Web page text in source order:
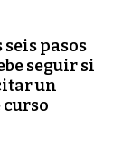
seis pasos
seguir si
un
curso